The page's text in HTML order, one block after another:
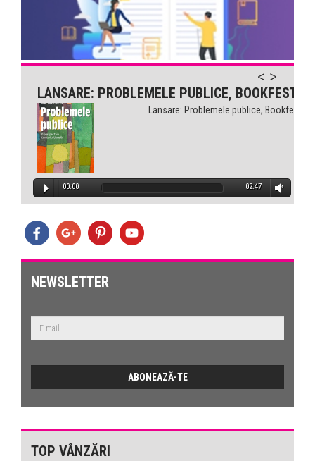
Comunicarea pentru sănătate...
LANSARE: PROBLEMELE PUBLICE, BOOKFEST
Lansare: Problemele publice, Bookfest
00:00 02:47
NEWSLETTER
TOP VÂNZĂRI